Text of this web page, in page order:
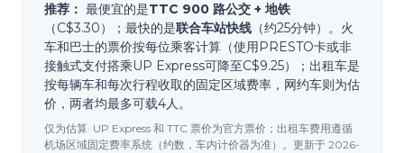
推荐： 最便宜的是TTC 900 路公交 + 地铁
（C$3.30）；最快的是联合车站快线 （约25分钟）。火
车和巴士的票价按每位乘客计算（使用PRESTO卡或非
接触式支付搭乘UP Express可降至C$9.25）；出租车是
按每辆车和每次行程收取的固定区域费率，网约车则为估
价，两者均最多可载4人。
仅为估算· UP Express 和 TTC 票价为官方票价；出租车费用遵循
机场区域固定费率系统（约数，车内计价器为准）。更新于 2026-